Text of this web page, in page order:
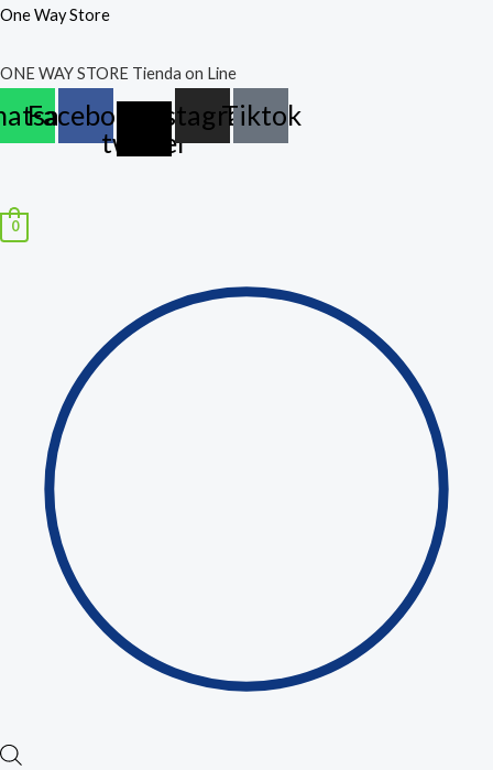
Ir
contenido
One Way Store
ONE WAY STORE Tienda on Line
Facebook
twitter
Instagram
Tiktok
0
Búsqueda
productos